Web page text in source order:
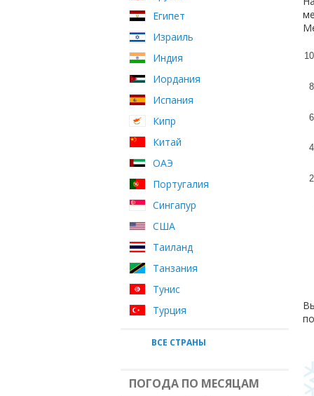
Египет
Израиль
Индия
Иордания
Испания
Кипр
Китай
ОАЭ
Португалия
Сингапур
США
Таиланд
Танзания
Тунис
Турция
ВСЕ СТРАНЫ
ПОГОДА ПО МЕСЯЦАМ